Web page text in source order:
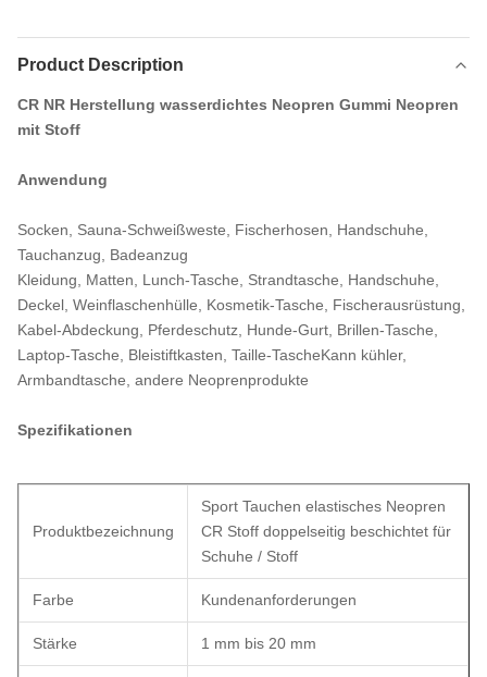
Product Description
CR NR Herstellung wasserdichtes Neopren Gummi Neopren
mit Stoff
Anwendung
Socken, Sauna-Schweißweste, Fischerhosen, Handschuhe,
Tauchanzug, Badeanzug
Kleidung, Matten, Lunch-Tasche, Strandtasche, Handschuhe,
Deckel, Weinflaschenhülle, Kosmetik-Tasche, Fischerausrüstung,
Kabel-Abdeckung, Pferdeschutz, Hunde-Gurt, Brillen-Tasche,
Laptop-Tasche, Bleistiftkasten, Taille-TascheKann kühler,
Armbandtasche, andere Neoprenprodukte
Spezifikationen
Produktbezeichnung
Sport Tauchen elastisches Neopren
CR Stoff doppelseitig beschichtet für
Schuhe / Stoff
Farbe Kundenanforderungen
Stärke 1 mm bis 20 mm